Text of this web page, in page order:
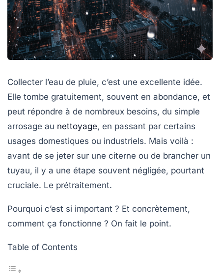
Collecter l’eau de pluie, c’est une excellente idée.
Elle tombe gratuitement, souvent en abondance, et
peut répondre à de nombreux besoins, du simple
arrosage au nettoyage, en passant par certains
usages domestiques ou industriels. Mais voilà :
avant de se jeter sur une citerne ou de brancher un
tuyau, il y a une étape souvent négligée, pourtant
cruciale. Le prétraitement.
Pourquoi c’est si important ? Et concrètement,
comment ça fonctionne ? On fait le point.
Table of Contents